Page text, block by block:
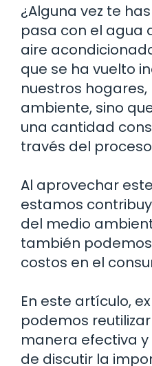
¿Alguna vez te
pasa con el agua
aire
que se ha vuelto
nuestros
ambiente, sino
una cantidad
través del
Al aprovechar
estamos
del medio
también
costos en el
En este artículo,
podemos
manera efectiva
de discutir la